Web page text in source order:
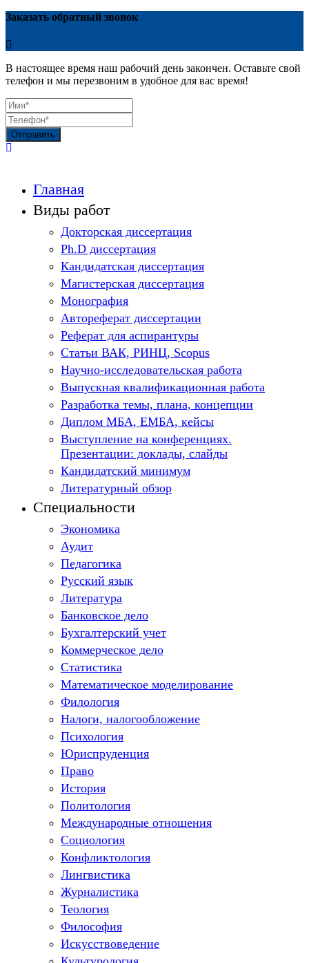
Заказать обратный звонок
В настоящее время наш рабочий день закончен. Оставьте свой
телефон и мы перезвоним в удобное для вас время!
Отправить
Главная
Виды работ
Докторская диссертация
Ph.D диссертация
Кандидатская диссертация
Магистерская диссертация
Монография
Автореферат диссертации
Реферат для аспирантуры
Статьи ВАК, РИНЦ, Scopus
Научно-исследовательская работа
Выпускная квалификационная работа
Разработка темы, плана, концепции
Диплом МБА, ЕМБА, кейсы
Выступление на конференциях.
Презентации: доклады, слайды
Кандидатский минимум
Литературный обзор
Специальности
Экономика
Аудит
Педагогика
Русский язык
Литература
Банковское дело
Бухгалтерский учет
Коммерческое дело
Статистика
Математическое моделирование
Филология
Налоги, налогообложение
Психология
Юриспруденция
Право
История
Политология
Международные отношения
Социология
Конфликтология
Лингвистика
Журналистика
Теология
Философия
Искусствоведение